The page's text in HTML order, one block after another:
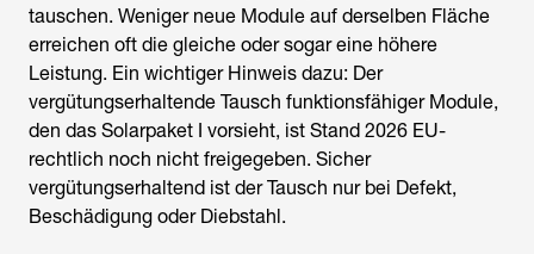
tauschen. Weniger neue Module auf derselben Fläche
erreichen oft die gleiche oder sogar eine höhere
Leistung. Ein wichtiger Hinweis dazu: Der
vergütungserhaltende Tausch funktionsfähiger Module,
den das Solarpaket I vorsieht, ist Stand 2026 EU-
rechtlich noch nicht freigegeben. Sicher
vergütungserhaltend ist der Tausch nur bei Defekt,
Beschädigung oder Diebstahl.